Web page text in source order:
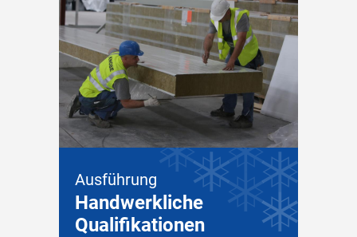
Ausführung
Handwerkliche
Qualifikationen